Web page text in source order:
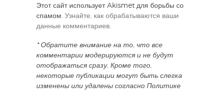
Этот сайт использует Akismet для борьбы со
спамом. Узнайте, как обрабатываются ваши
данные комментариев
* Обратите внимание на то, что все
комментарии модерируются и не будут
отображаться сразу. Кроме того,
некоторые публикации могут быть слегка
изменены или удалены согласно Политике